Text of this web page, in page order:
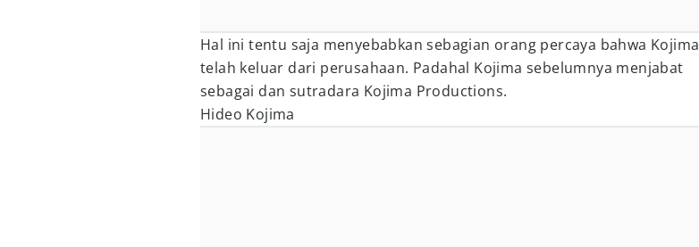
Hal ini tentu saja menyebabkan sebagian orang percaya bahwa Kojima
telah keluar dari perusahaan. Padahal Kojima sebelumnya menjabat
sebagai dan sutradara Kojima Productions.
Hideo Kojima